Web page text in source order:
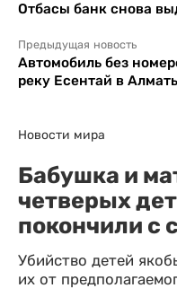
Отбасы банк снова
Предыдущая новость
Автомобиль без
реку Есентай в
Новости мира
Бабушка и
четверых
покончили с
Убийство детей
их от